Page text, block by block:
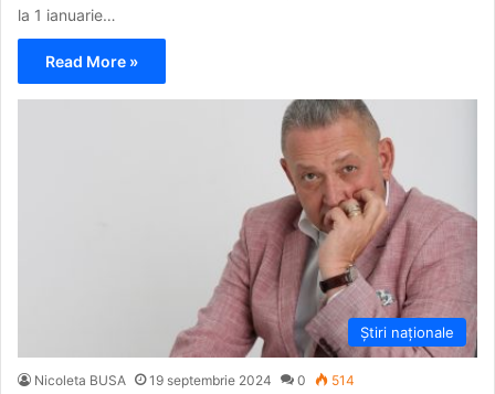
la 1 ianuarie…
Read More »
Știri naționale
Nicoleta BUSA 19 septembrie 2024 0 514